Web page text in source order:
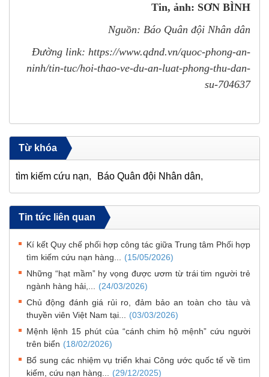
Tin, ảnh: SƠN BÌNH
Nguồn: Báo Quân đội Nhân dân
Đường link: https://www.qdnd.vn/quoc-phong-an-
ninh/tin-tuc/hoi-thao-ve-du-an-luat-phong-thu-dan-
su-704637
Từ khóa
tìm kiếm cứu nạn Báo Quân đội Nhân dân
Tin tức liên quan
Kí kết Quy chế phối hợp công tác giữa Trung tâm Phối hợp
tìm kiếm cứu nạn hàng... (15/05/2026)
Những “hạt mầm” hy vọng được ươm từ trái tim người trẻ
ngành hàng hải,... (24/03/2026)
Chủ động đánh giá rủi ro, đảm bảo an toàn cho tàu và
thuyền viên Việt Nam tại... (03/03/2026)
Mệnh lệnh 15 phút của “cánh chim hộ mệnh” cứu người
trên biển (18/02/2026)
Bổ sung các nhiệm vụ triển khai Công ước quốc tế về tìm
kiếm, cứu nạn hàng... (29/12/2025)